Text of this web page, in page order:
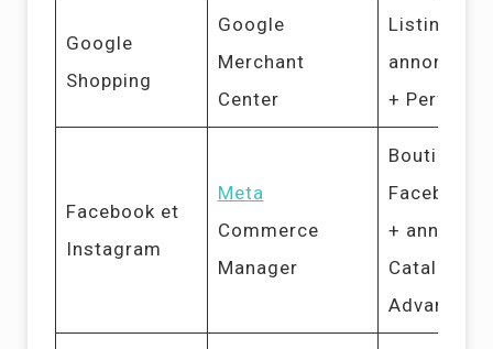
Google
Shopping
Google
Merchant
Center
Listings
annonces
+
Facebook et
Instagram
Meta
Commerce
Manager
Boutique
+
Catalogue